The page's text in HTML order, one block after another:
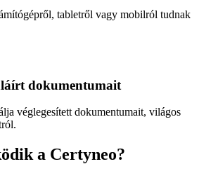
tabletről vagy mobilról tudnak
dokumentumait
véglegesített dokumentumait, világos
a Certyneo?